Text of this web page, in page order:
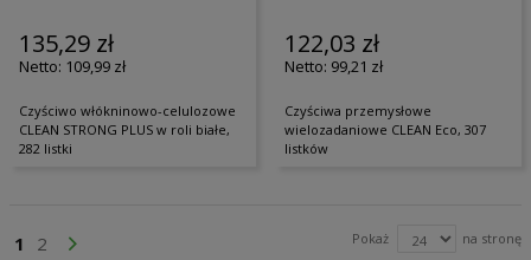
135,29 zł
109,99 zł
Czyściwo włókninowo-celulozowe
CLEAN STRONG PLUS w roli białe,
282 listki
122,03 zł
99,21 zł
Czyściwa przemysłowe
wielozadaniowe CLEAN Eco, 307
listków
Aktualnie czytasz stronę
1 Strona
2 Strona
Przejdź Dalej Pokaż na stronę